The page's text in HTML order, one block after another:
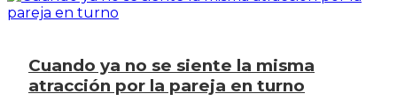
Cuando ya no se siente la misma
atracción por la pareja en turno